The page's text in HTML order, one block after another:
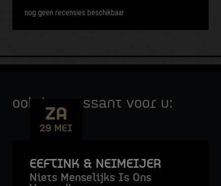
nog geen recensies beschikbaar
ook interessant voor u:
ZA
29 MEI
EEFTINK & NEIMEIJER
Niets Menselijks Is Ons